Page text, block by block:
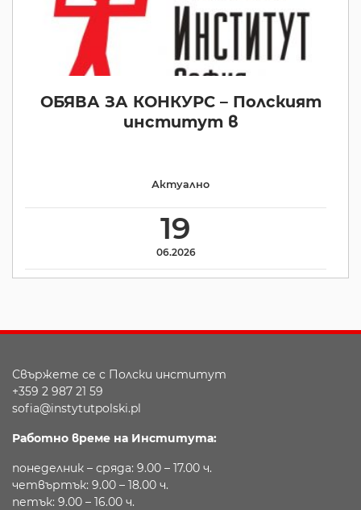
ОБЯВА ЗА КОНКУРС – Полският
институт в
19
06.2026
Актуално
Свържете се с Полски институт
+359 2 987 21 59
sofia@instytutpolski.pl
Работно време на Института:
понеделник – сряда: 9.00 – 17.00 ч.
четвъртък: 9.00 – 18.00 ч.
петък: 9.00 – 16.00 ч.